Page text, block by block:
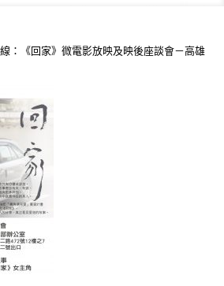
：《回家》微電影放映及映後座談會－高雄